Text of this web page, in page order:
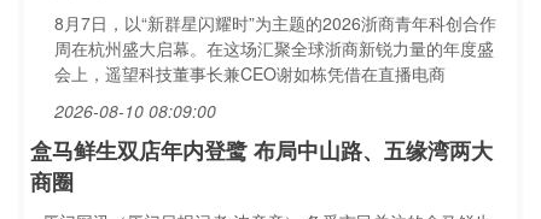
8月7日，以“新群星闪耀时”为主题的2026浙商青年科创合作
周在杭州盛大启幕。在这场汇聚全球浙商新锐力量的年度盛
会上，遥望科技董事长兼CEO谢如栋凭借在直播电商
2026-08-10 08:09:00
盒马鲜生双店年内登鹭 布局中山路、五缘湾两大
商圈